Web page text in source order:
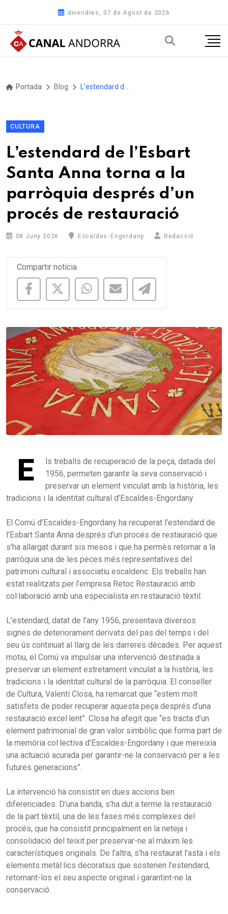
divendres, 07 de Agost de 2026
Portada Blog
CULTURA
L’estendard de l’Esbart
Santa Anna torna a la
parròquia després d’un
procés de restauració
08 Juny 2026 Escaldes-Engordany Redacció
Compartir notícia
E
ls treballs de recuperació de la peça, datada del
1956, permeten garantir la seva conservació i
preservar un element vinculat amb la història, les
tradicions i la identitat cultural d’Escaldes-Engordany
El Comú d’Escaldes-Engordany ha recuperat l’estendard de
l’Esbart Santa Anna després d’un procés de restauració que
s’ha allargat durant sis mesos i que ha permès retornar a la
parròquia una de les peces més representatives del
patrimoni cultural i associatiu escaldenc. Els treballs han
estat realitzats per l’empresa Retoc Restauració amb
col·laboració amb una especialista en restauració tèxtil.
L’estendard, datat de l’any 1956, presentava diversos
signes de deteriorament derivats del pas del temps i del
seu ús continuat al llarg de les darreres dècades. Per aquest
motiu, el Comú va impulsar una intervenció destinada a
preservar un element estretament vinculat a la història, les
tradicions i la identitat cultural de la parròquia. El conseller
de Cultura, Valentí Closa, ha remarcat que “estem molt
satisfets de poder recuperar aquesta peça després d’una
restauració excel·lent”. Closa ha afegit que “es tracta d’un
element patrimonial de gran valor simbòlic que forma part de
la memòria col·lectiva d’Escaldes-Engordany i que mereixia
una actuació acurada per garantir-ne la conservació per a les
futures generacions”.
La intervenció ha consistit en dues accions ben
diferenciades. D’una banda, s’ha dut a terme la restauració
de la part tèxtil, una de les fases més complexes del
procés, que ha consistit principalment en la neteja i
consolidació del teixit per preservar-ne al màxim les
característiques originals. De l’altra, s’ha restaurat l’asta i els
elements metàl·lics decoratius que sostenen l’estendard,
retornant-los el seu aspecte original i garantint-ne la
conservació.